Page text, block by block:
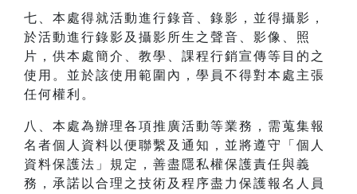
七、本處得就活動進行錄音、錄影，並得攝影，
於活動進行錄影及攝影所生之聲音、影像、照
片，供本處簡介、教學、課程行銷宣傳等目的之
使用。並於該使用範圍內，學員不得對本處主張
任何權利。
八、本處為辦理各項推廣活動等業務，需蒐集報
名者個人資料以便聯繫及通知，並將遵守「個人
資料保護法」規定，善盡隱私權保護責任與義
務，承諾以合理之技術及程序盡力保護報名人員